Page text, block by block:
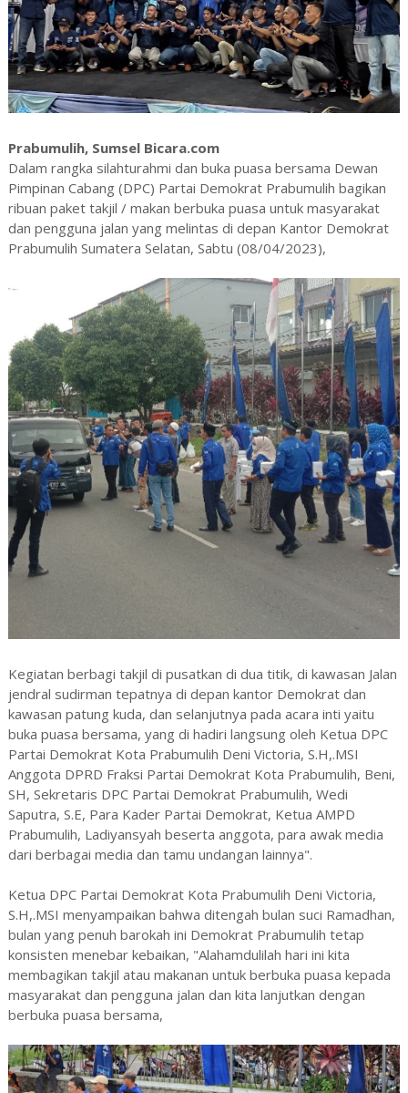
Prabumulih, Sumsel Bicara.com
Dalam rangka silahturahmi dan buka puasa bersama Dewan
Pimpinan Cabang (DPC) Partai Demokrat Prabumulih bagikan
ribuan paket takjil / makan berbuka puasa untuk masyarakat
dan pengguna jalan yang melintas di depan Kantor Demokrat
Prabumulih Sumatera Selatan, Sabtu (08/04/2023),
Kegiatan berbagi takjil di pusatkan di dua titik, di kawasan Jalan
jendral sudirman tepatnya di depan kantor Demokrat dan
kawasan patung kuda, dan selanjutnya pada acara inti yaitu
buka puasa bersama, yang di hadiri langsung oleh Ketua DPC
Partai Demokrat Kota Prabumulih Deni Victoria, S.H,.MSI
Anggota DPRD Fraksi Partai Demokrat Kota Prabumulih, Beni,
SH, Sekretaris DPC Partai Demokrat Prabumulih, Wedi
Saputra, S.E, Para Kader Partai Demokrat, Ketua AMPD
Prabumulih, Ladiyansyah beserta anggota, para awak media
dari berbagai media dan tamu undangan lainnya".
Ketua DPC Partai Demokrat Kota Prabumulih Deni Victoria,
S.H,.MSI menyampaikan bahwa ditengah bulan suci Ramadhan,
bulan yang penuh barokah ini Demokrat Prabumulih tetap
konsisten menebar kebaikan, "Alahamdulilah hari ini kita
membagikan takjil atau makanan untuk berbuka puasa kepada
masyarakat dan pengguna jalan dan kita lanjutkan dengan
berbuka puasa bersama,